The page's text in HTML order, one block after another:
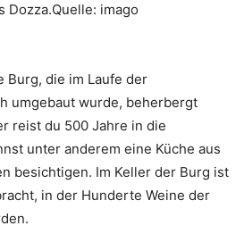
Dozza.Quelle: imago
Burg, die im Laufe der
umgebaut wurde, beherbergt
reist du 500 Jahre in die
unter anderem eine Küche aus
besichtigen. Im Keller der Burg ist
in der Hunderte Weine der